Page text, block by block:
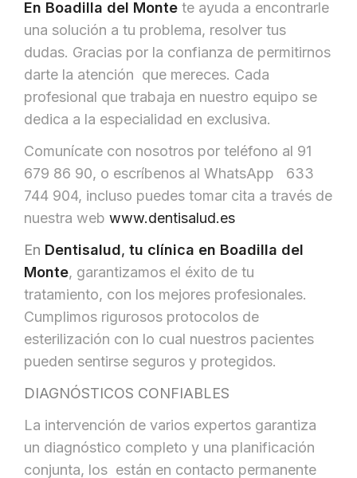
En Boadilla del Monte te ayuda a encontrarle
una solución a tu problema, resolver tus
dudas. Gracias por la confianza de permitirnos
darte la atención que mereces. Cada
profesional que trabaja en nuestro equipo se
dedica a la especialidad en exclusiva.
Comunícate con nosotros por teléfono al 91
679 86 90, o escríbenos al WhatsApp 633
744 904, incluso puedes tomar cita a través de
nuestra web www.dentisalud.es
En Dentisalud, tu clínica en Boadilla del
Monte, garantizamos el éxito de tu
tratamiento, con los mejores profesionales.
Cumplimos rigurosos protocolos de
esterilización con lo cual nuestros pacientes
pueden sentirse seguros y protegidos.
DIAGNÓSTICOS CONFIABLES
La intervención de varios expertos garantiza
un diagnóstico completo y una planificación
conjunta, los están en contacto permanente